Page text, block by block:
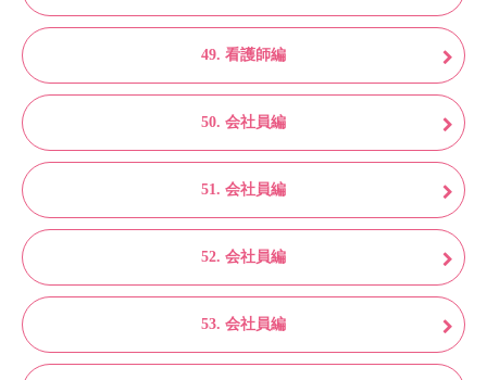
49. 看護師編
50. 会社員編
51. 会社員編
52. 会社員編
53. 会社員編